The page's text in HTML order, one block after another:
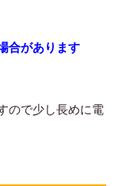
合があります
ので少し長めに電